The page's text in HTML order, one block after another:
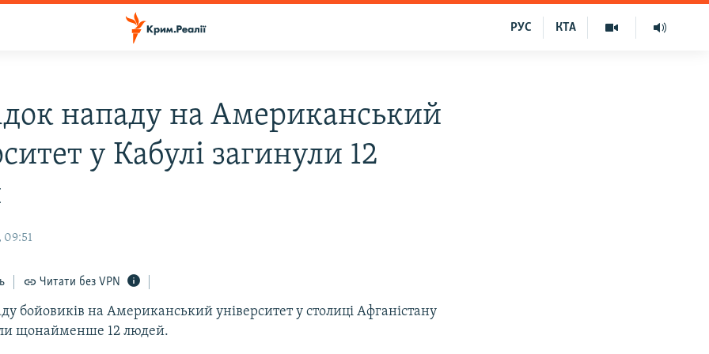
КТА
РУС
нападу на Американський
у Кабулі загинули 12
09:51
Читати без VPN
бойовиків на Американський університет у столиці Афганістану
щонайменше 12 людей.